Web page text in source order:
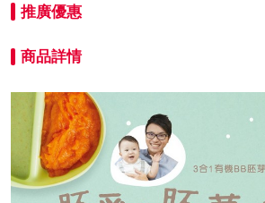
推廣優惠
商品詳情